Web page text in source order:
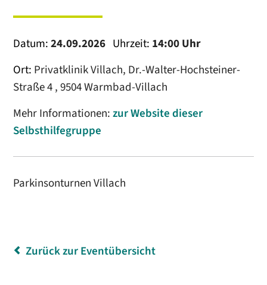
Datum:24.09.2026 Uhrzeit: 14:00 Uhr
Ort: Privatklinik Villach, Dr.-Walter-Hochsteiner-
Straße 4 , 9504 Warmbad-Villach
Mehr Informationen:zur Website dieser
Selbsthilfegruppe
Parkinsonturnen Villach
Zurück zur Eventübersicht